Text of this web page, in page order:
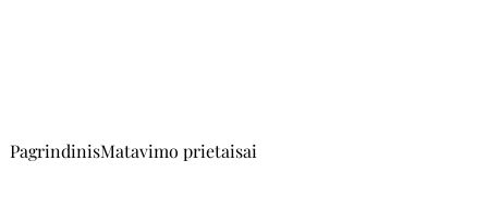
PagrindinisMatavimo prietaisai